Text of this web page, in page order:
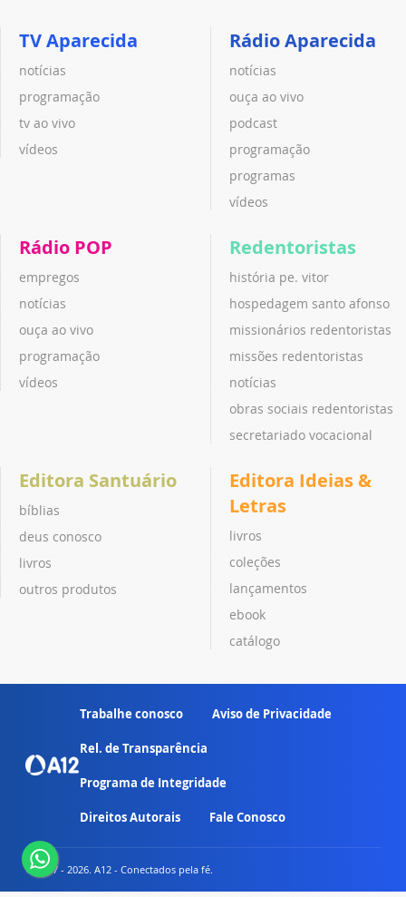
TV Aparecida
notícias
programação
tv ao vivo
vídeos
Rádio Aparecida
notícias
ouça ao vivo
podcast
programação
programas
vídeos
Rádio POP
empregos
notícias
ouça ao vivo
programação
vídeos
Redentoristas
história pe. vitor
hospedagem santo afonso
missionários redentoristas
missões redentoristas
notícias
obras sociais redentoristas
secretariado vocacional
Editora Santuário
bíblias
deus conosco
livros
outros produtos
Editora Ideias &
Letras
livros
coleções
lançamentos
ebook
catálogo
Trabalhe conosco Aviso de Privacidade
Rel. de Transparência
Programa de Integridade
Direitos Autorais Fale Conosco
© 2007 - 2026. A12 - Conectados pela fé.